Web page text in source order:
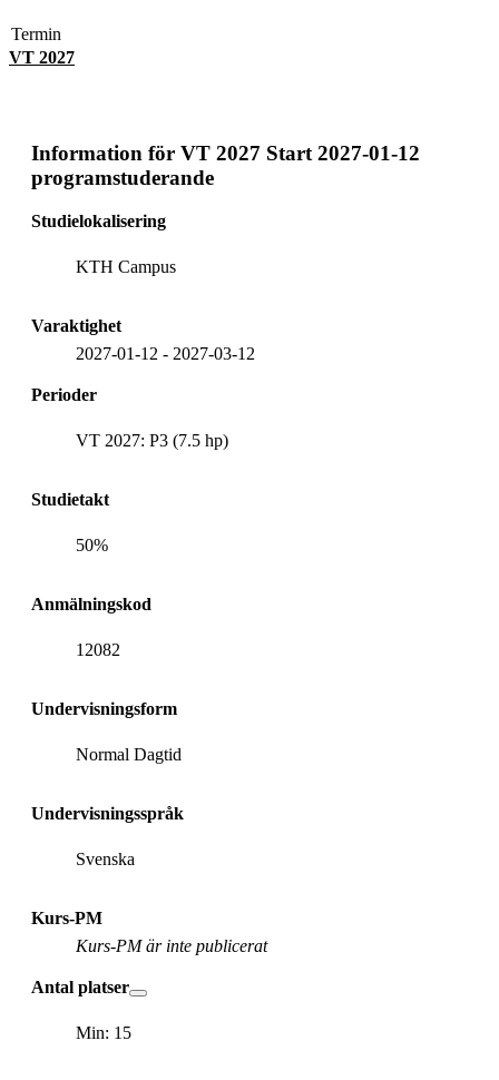
Termin
VT 2027
Information för VT 2027 Start 2027-01-12
programstuderande
Studielokalisering
KTH Campus
Varaktighet
2027-01-12 - 2027-03-12
Perioder
VT 2027: P3 (7.5 hp)
Studietakt
50%
Anmälningskod
12082
Undervisningsform
Normal Dagtid
Undervisningsspråk
Svenska
Kurs-PM
Kurs-PM är inte publicerat
Antal platser
Min: 15